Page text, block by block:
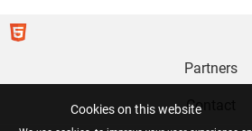
Cookies on this website
Partners
Contact